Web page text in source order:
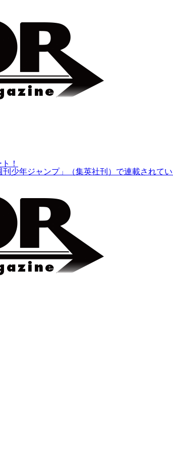
！
少年ジャンプ」（集英社刊）で連載されて